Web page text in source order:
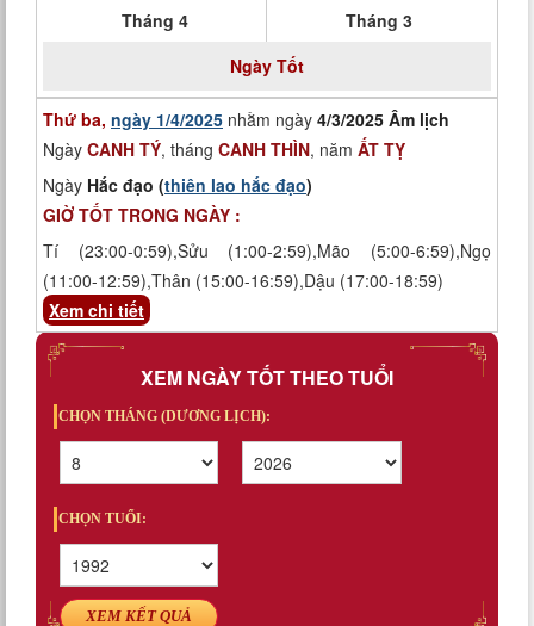
Tháng 4
Tháng 3
Ngày Tốt
Thứ ba, ngày 1/4/2025 nhằm ngày 4/3/2025 Âm lịch
Ngày CANH TÝ, tháng CANH THÌN, năm ẤT TỴ
Ngày Hắc đạo (thiên lao hắc đạo)
GIỜ TỐT TRONG NGÀY :
Tí (23:00-0:59),Sửu (1:00-2:59),Mão (5:00-6:59),Ngọ
(11:00-12:59),Thân (15:00-16:59),Dậu (17:00-18:59)
Xem chi tiết
XEM NGÀY TỐT THEO TUỔI
CHỌN THÁNG (DƯƠNG LỊCH):
CHỌN TUỔI:
XEM KẾT QUẢ